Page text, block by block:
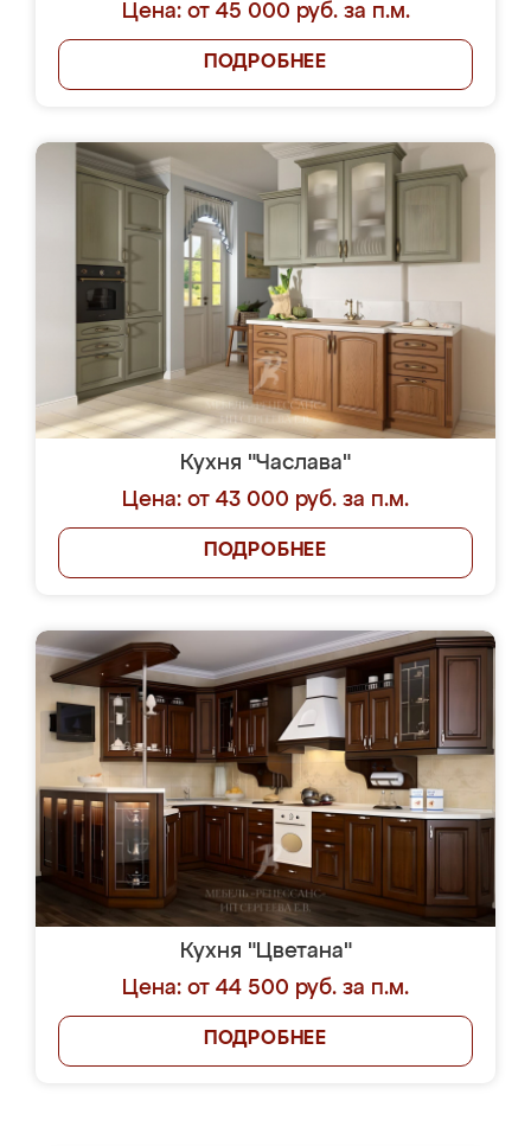
Цена: от 45 000 руб. за п.м.
ПОДРОБНЕЕ
Кухня "Часлава"
Цена: от 43 000 руб. за п.м.
ПОДРОБНЕЕ
Кухня "Цветана"
Цена: от 44 500 руб. за п.м.
ПОДРОБНЕЕ